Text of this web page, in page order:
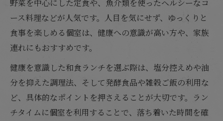
野菜を中心にした定食や、魚介類を使ったヘルシーなコ
ース料理などが人気です。人目を気にせず、ゆっくりと
食事を楽しめる個室は、健康への意識が高い方や、家族
連れにもおすすめです。
健康を意識した和食ランチを選ぶ際は、塩分控えめや油
分を抑えた調理法、そして発酵食品や雑穀ご飯の利用な
ど、具体的なポイントを押さえることが大切です。ラン
チタイムに個室を利用することで、落ち着いた時間を確